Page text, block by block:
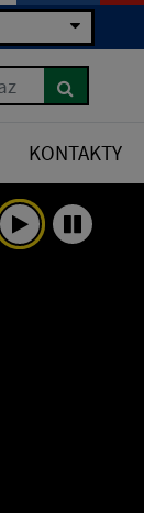
KONTAKTY